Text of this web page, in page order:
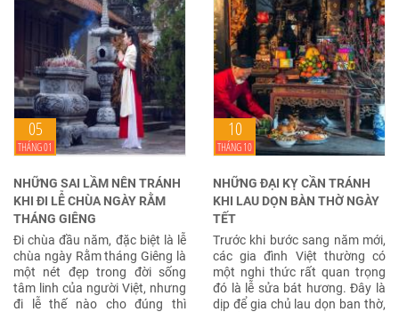
05
THÁNG 01
NHỮNG SAI LẦM NÊN TRÁNH
KHI ĐI LỄ CHÙA NGÀY RẰM
THÁNG GIÊNG
Đi chùa đầu năm, đặc biệt là lễ
chùa ngày Rằm tháng Giêng là
một nét đẹp trong đời sống
tâm linh của người Việt, nhưng
đi lễ thế nào cho đúng thì
10
THÁNG 10
NHỮNG ĐẠI KỴ CẦN TRÁNH
KHI LAU DỌN BÀN THỜ NGÀY
TẾT
Trước khi bước sang năm mới,
các gia đình Việt thường có
một nghi thức rất quan trọng
đó là lễ sửa bát hương. Đây là
dịp để gia chủ lau dọn ban thờ,